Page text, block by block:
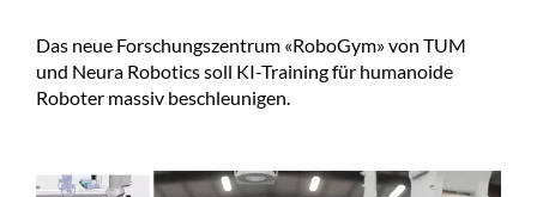
Das neue Forschungszentrum «RoboGym» von TUM
und Neura Robotics soll KI-Training für humanoide
Roboter massiv beschleunigen.